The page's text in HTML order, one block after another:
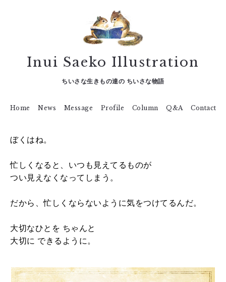
Inui Saeko Illustration
ちいさな生きもの達の ちいさな物語
Home News Message Profile Column Q&A Contact
ぼくはね。
忙しくなると、いつも見えてるものが
つい見えなくなってしまう。
だから、忙しくならないように気をつけてるんだ。
大切なひとを ちゃんと
大切に できるように。